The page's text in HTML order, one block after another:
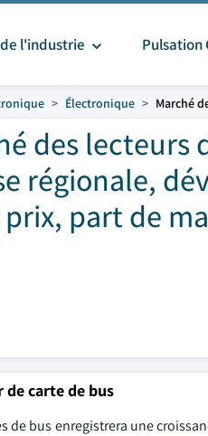
l'industrie Pulsation
Électronique Marché
des lecteurs
régionale,
part de
de carte de bus
de bus enregistrera une